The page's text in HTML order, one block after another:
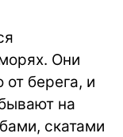
Они
берега, и
на
скатами